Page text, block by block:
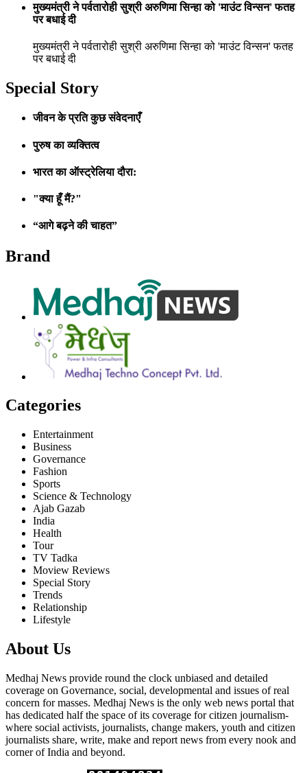
मुख्यमंत्री ने पर्वतारोही सुश्री अरुणिमा सिन्हा को 'माउंट विन्सन' फतह
पर बधाई दी
मुख्यमंत्री ने पर्वतारोही सुश्री अरुणिमा सिन्हा को 'माउंट विन्सन' फतह
पर बधाई दी
Special Story
जीवन के प्रति कुछ संवेदनाएँ
पुरुष का व्यक्तित्व
भारत का ऑस्ट्रेलिया दौरा:
"क्या हूँ मैं?"
“आगे बढ़ने की चाहत”
Brand
Categories
Entertainment
Business
Governance
Fashion
Sports
Science & Technology
Ajab Gazab
India
Health
Tour
TV Tadka
Moview Reviews
Special Story
Trends
Relationship
Lifestyle
About Us
Medhaj News provide round the clock unbiased and detailed
coverage on Governance, social, developmental and issues of real
concern for masses. Medhaj News is the only web news portal that
has dedicated half the space of its coverage for citizen journalism-
where social activists, journalists, change makers, youth and citizen
journalists share, write, make and report news from every nook and
corner of India and beyond.